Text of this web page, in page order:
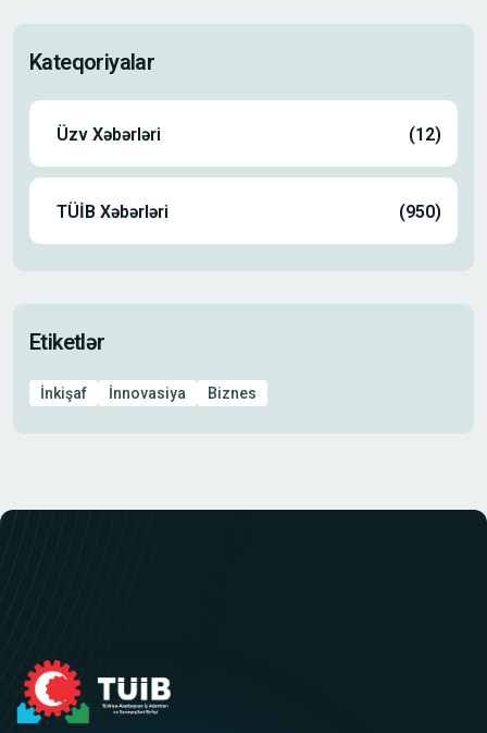
Kateqoriyalar
Üzv Xəbərləri (12)
TÜİB Xəbərləri (950)
Etiketlər
İnkişaf İnnovasiya Biznes